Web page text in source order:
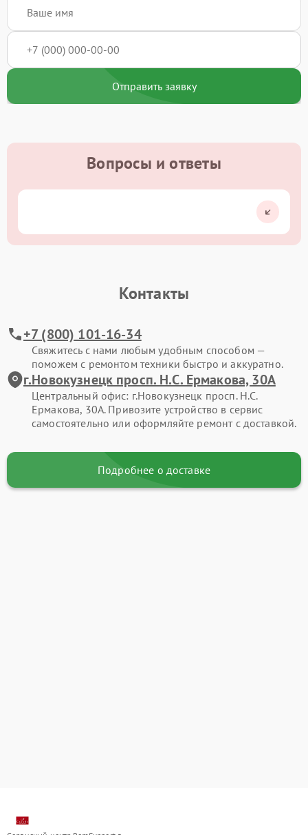
Отправить заявку
Вопросы и ответы
Контакты
+7 (800) 101-16-34
Свяжитесь с нами любым удобным способом —
поможем с ремонтом техники быстро и аккуратно.
г.Новокузнецк просп. Н.С. Ермакова, 30А
Центральный офис: г.Новокузнецк просп. Н.С.
Ермакова, 30А. Привозите устройство в сервис
самостоятельно или оформляйте ремонт с доставкой.
Подробнее о доставке